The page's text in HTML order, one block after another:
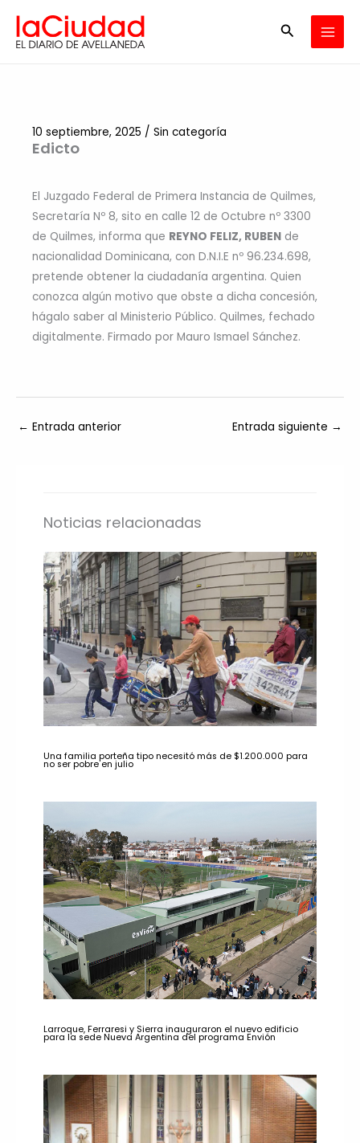
contenido
Buscar
Edicto
10 septiembre, 2025 / Sin categoría
El Juzgado Federal de Primera Instancia de Quilmes,
Secretaría Nº 8, sito en calle 12 de Octubre nº 3300
de Quilmes, informa que REYNO FELIZ, RUBEN de
nacionalidad Dominicana, con D.N.I.E nº 96.234.698,
pretende obtener la ciudadanía argentina. Quien
conozca algún motivo que obste a dicha concesión,
hágalo saber al Ministerio Público. Quilmes, fechado
digitalmente. Firmado por Mauro Ismael Sánchez.
← Entrada anterior Entrada siguiente →
Noticias relacionadas
Una familia porteña tipo necesitó más de $1.200.000 para
no ser pobre en julio
Larroque, Ferraresi y Sierra inauguraron el nuevo edificio
para la sede Nueva Argentina del programa Envión